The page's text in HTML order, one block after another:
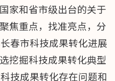
家和省市级出台的关于
焦重点，找准亮点，分
春市科技成果转化进展
挖掘科技成果转化典型
技成果转化存在问题和